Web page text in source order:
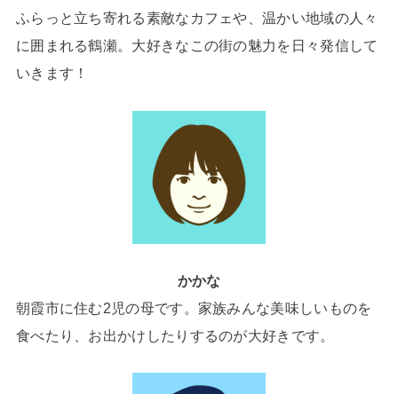
ふらっと立ち寄れる素敵なカフェや、温かい地域の人々
に囲まれる鶴瀬。大好きなこの街の魅力を日々発信して
いきます！
かかな
朝霞市に住む2児の母です。家族みんな美味しいものを
食べたり、お出かけしたりするのが大好きです。